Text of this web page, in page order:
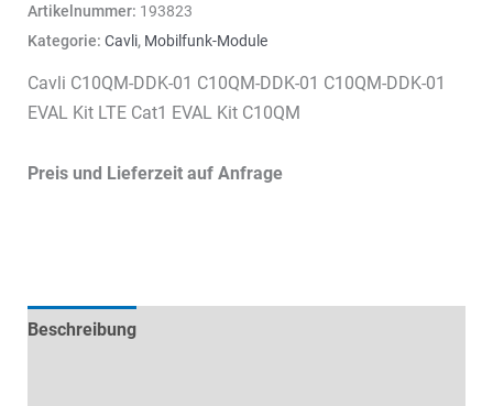
Artikelnummer: 193823
Kategorie: Cavli, Mobilfunk-Module
Cavli C10QM-DDK-01 C10QM-DDK-01 C10QM-DDK-01
EVAL Kit LTE Cat1 EVAL Kit C10QM
Preis und Lieferzeit auf Anfrage
Beschreibung